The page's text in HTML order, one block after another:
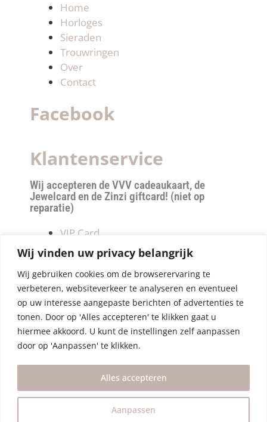
Wij vinden uw privacy belangrijk
Wij gebruiken cookies om de browserervaring te
verbeteren, websiteverkeer te analyseren en eventueel
op uw interesse aangepaste berichten of advertenties te
tonen. Door op 'Alles accepteren' te klikken gaat u
hiermee akkoord. U kunt de instellingen zelf aanpassen
door op 'Aanpassen' te klikken.
Aanpassen
Alles accepteren
Home
Horloges
Sieraden
Trouwringen
Over
Contact
Facebook
Klantenservice
Wij accepteren de VVV cadeaukaart, de
Jewelcard en de Zinzi giftcard! (niet op
reparatie)
VIP Card
Retourneren
Betalen & verzendkosten
Privacy Policy
Algemene Voorwaarden